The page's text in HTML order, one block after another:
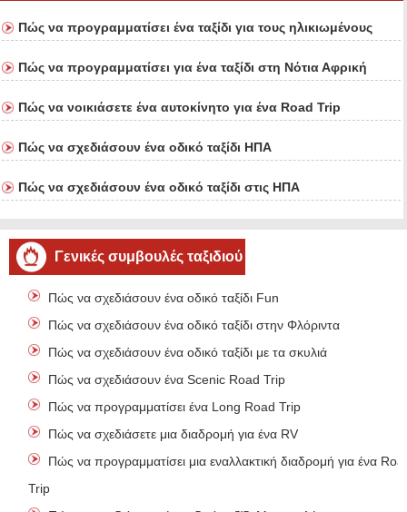
Πώς να προγραμματίσει ένα ταξίδι για τους ηλικιωμένους
Πώς να προγραμματίσει για ένα ταξίδι στη Νότια Αφρική
Πώς να νοικιάσετε ένα αυτοκίνητο για ένα Road Trip
Πώς να σχεδιάσουν ένα οδικό ταξίδι ΗΠΑ
Πώς να σχεδιάσουν ένα οδικό ταξίδι στις ΗΠΑ
Γενικές συμβουλές ταξιδιού
Πώς να σχεδιάσουν ένα οδικό ταξίδι Fun
Πώς να σχεδιάσουν ένα οδικό ταξίδι στην Φλόριντα
Πώς να σχεδιάσουν ένα οδικό ταξίδι με τα σκυλιά
Πώς να σχεδιάσουν ένα Scenic Road Trip
Πώς να προγραμματίσει ένα Long Road Trip
Πώς να σχεδιάσετε μια διαδρομή για ένα RV
Πώς να προγραμματίσει μια εναλλακτική διαδρομή για ένα
Trip